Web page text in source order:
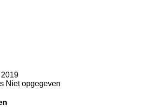
Niet opgegeven